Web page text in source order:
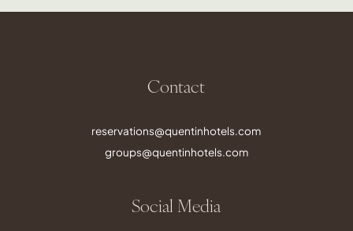
Contact
reservations@quentinhotels.com
groups@quentinhotels.com
Social Media